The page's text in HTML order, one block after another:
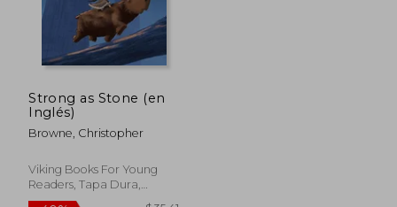
$ 30.65
Strong as Stone (en
Inglés)
Browne, Christopher
Viking Books For Young
Readers, Tapa Dura,
Usado